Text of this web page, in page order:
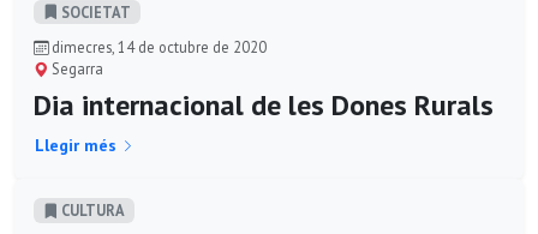
SOCIETAT
dimecres, 14 de octubre de 2020
Segarra
Dia internacional de les Dones Rurals
Llegir més
CULTURA